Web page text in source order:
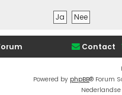
Contact
Powered by phpBB® Forum